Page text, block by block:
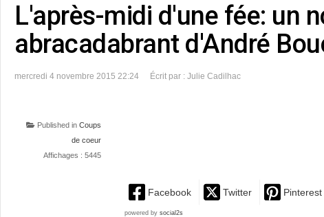
L'après-midi d'une fée: un
abracadabrant d'André
mercredi 4 novembre 2015 22:24 Écrit par : Julie Cadilhac
Published in Coups
de coeur
Affichages : 5445
Facebook Twitter Pinterest
powered by social2s